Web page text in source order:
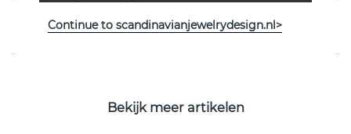
EIGENSCHAPPEN
Bekijk meer artikelen
Continue to scandinavianjewelrydesign.nl>